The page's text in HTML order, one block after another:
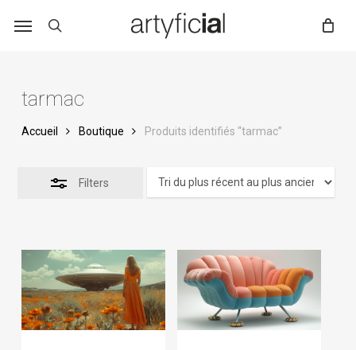
tarmac
Accueil Boutique Produits identifiés “tarmac”
Filters